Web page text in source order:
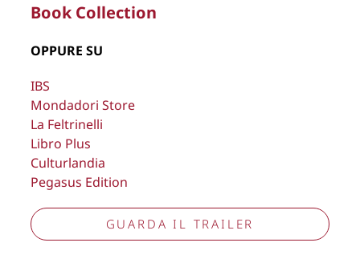
Aggiorna preferenze tracciamento
Book Collection
OPPURE SU
IBS
Mondadori Store
La Feltrinelli
Libro Plus
Culturlandia
Pegasus Edition
GUARDA IL TRAILER